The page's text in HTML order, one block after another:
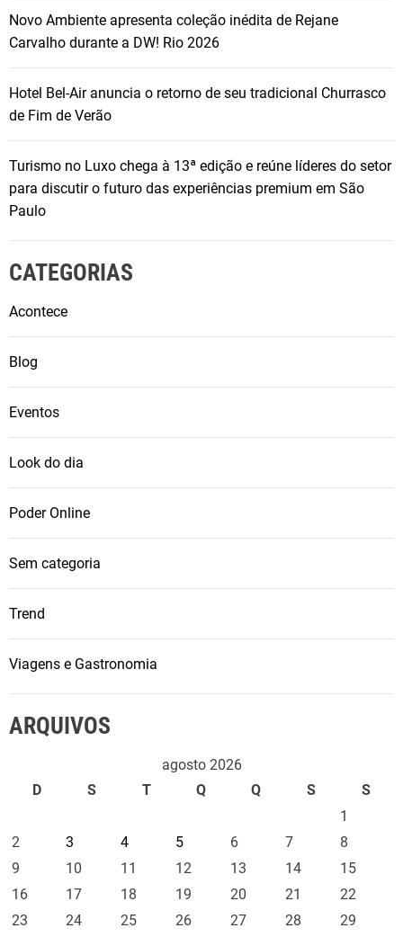
Novo Ambiente apresenta coleção inédita de Rejane
Carvalho durante a DW! Rio 2026
Hotel Bel-Air anuncia o retorno de seu tradicional Churrasco
de Fim de Verão
Turismo no Luxo chega à 13ª edição e reúne líderes do setor
para discutir o futuro das experiências premium em São
Paulo
CATEGORIAS
Acontece
Blog
Eventos
Look do dia
Poder Online
Sem categoria
Trend
Viagens e Gastronomia
ARQUIVOS
agosto 2026
D
S T Q Q S
S
1
2
3 4 5 6 7
8
9
10 11 12 13 14
15
16
17 18 19 20 21
22
23
24 25 26 27 28 29